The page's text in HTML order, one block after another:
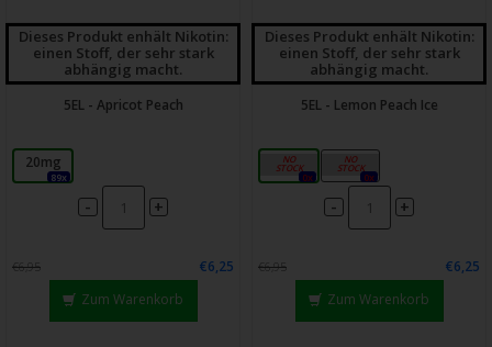
Dieses Produkt enhält Nikotin:
einen Stoff, der sehr stark
abhängig macht.
5EL - Apricot Peach
20mg
89x
- +
€6,95
€6,25
Zum Warenkorb
Dieses Produkt enhält Nikotin:
einen Stoff, der sehr stark
abhängig macht.
5EL - Lemon Peach Ice
10mg
0x
20mg
0x
- +
€6,95
€6,25
Zum Warenkorb